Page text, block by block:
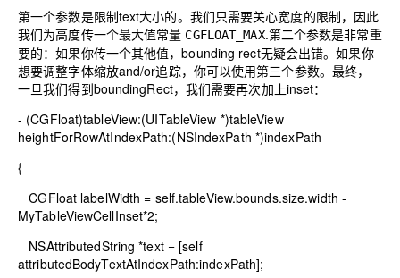
第一个参数是限制text大小的。我们只需要关心宽度的限制，因此
我们为高度传一个最大值常量 CGFLOAT_MAX.第二个参数是非常重
要的：如果你传一个其他值，bounding rect无疑会出错。如果你
想要调整字体缩放and/or追踪，你可以使用第三个参数。最终，
一旦我们得到boundingRect，我们需要再次加上inset：
- (CGFloat)tableView:(UITableView *)tableView
heightForRowAtIndexPath:(NSIndexPath *)indexPath
{
CGFloat labelWidth = self.tableView.bounds.size.width -
MyTableViewCellInset*2;
NSAttributedString *text = [self
attributedBodyTextAtIndexPath:indexPath];